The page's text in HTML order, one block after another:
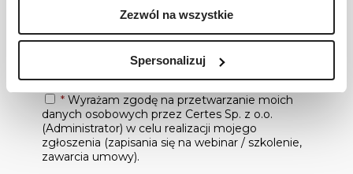
Zezwól na wszystkie
Spersonalizuj
Wielkość firmy
Zgody i informacje
* Wyrażam zgodę na przetwarzanie moich
danych osobowych przez Certes Sp. z o.o.
(Administrator) w celu realizacji mojego
zgłoszenia (zapisania się na webinar / szkolenie,
zawarcia umowy).